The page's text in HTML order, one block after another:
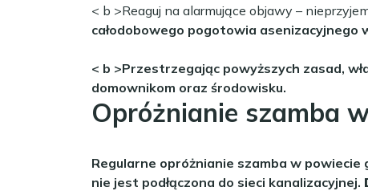
< b >Reaguj na alarmujące objawy –
całodobowego pogotowia asenizacyjnego
< b >Przestrzegając powyższych zasad,
domownikom oraz środowisku.
Opróżnianie szamba
Regularne opróżnianie szamba w
nie jest podłączona do sieci kanalizacyjnej.